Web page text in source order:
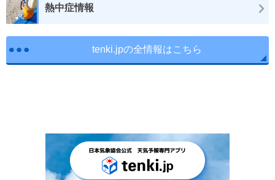
熱中症情報
tenki.jpの全情報はこちら